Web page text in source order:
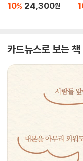
10% 24,300원
카드뉴스로 보는 책